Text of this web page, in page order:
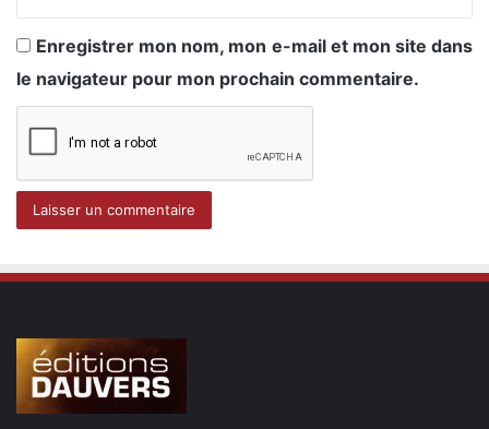
Enregistrer mon nom, mon e-mail et mon site dans
le navigateur pour mon prochain commentaire.